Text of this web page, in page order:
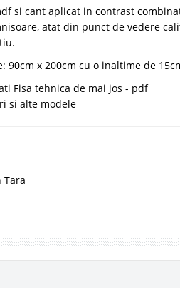
si cant aplicat in contrast
atat din punct de vedere
x 200cm cu o inaltime de
Fisa tehnica de mai jos - pdf
si alte modele
Tara